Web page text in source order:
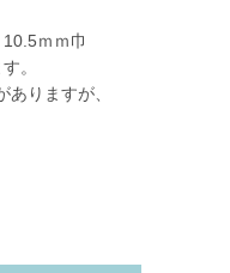
ｍｍ巾
。
りますが、